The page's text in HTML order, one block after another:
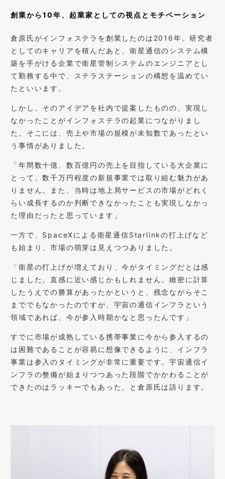
創業から10年、起業家としての視点とモチベーション
倉原氏がインフォステラを創業したのは2016年。研究者
としてのキャリアを積んだあと、衛星通信のシステム構
築を手がける企業で衛星管制システムのエンジニアとし
て勤務する中で、ステラステーションの構想を温めてい
たといいます。
しかし、そのアイデアを社内で提案したものの、実現し
なかったことがインフォステラの起業につながりまし
た。そこには、売上や市場の規模が未知数であったとい
う事情がありました。
「年間数十億、数百億円の売上を目指している大企業に
とって、数千万円程度の新規事業では取り組む魅力があ
りません。また、当時は地上局サービスの市場がどれく
らい成長するのか判断できなかったことも実現しなかっ
た理由だったと思っています」
一方で、SpaceXによる衛星通信Starlinkの打上げなど
も始まり、市場の萌芽は見えつつありました。
「衛星の打上げが増えており、今がタイミングだとは感
じました。直感に近い感じかもしれません。緻密に計算
したうえでの勝算があったかというと、残念ながらそこ
まででもなかったのですが、宇宙の通信インフラという
領域であれば、今が参入時期かなと思ったんです」
すでに市場が成熟している携帯事業に今から参入するの
は困難であることが容易に想像できるように、インフラ
事業は参入のタイミングが非常に重要です。宇宙通信イ
ンフラの整備が始まりつつあった段階でかかわることが
できたのはラッキーでもあった、と倉原氏は語ります。